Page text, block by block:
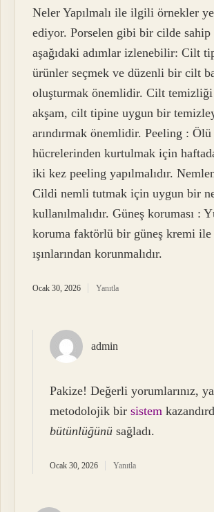
Neler Yapılmalı ile ilgili örnekler
ediyor. Porselen gibi bir cilde
aşağıdaki adımlar izlenebilir: Cilt
ürünler seçmek ve düzenli bir cilt
oluşturmak önemlidir. Cilt temizliği
akşam, cilt tipine uygun bir
arındırmak önemlidir. Peeling :
hücrelerinden kurtulmak için
iki kez peeling yapılmalıdır.
Cildi nemli tutmak için uygun bir
kullanılmalıdır. Güneş koruması :
koruma faktörlü bir güneş kremi
ışınlarından korunmalıdır.
Ocak 30, 2026 Yanıtla
admin
Pakize! Değerli yorumlarınız,
metodolojik birsistem
bütünlüğünü sağladı.
Ocak 30, 2026 Yanıtla